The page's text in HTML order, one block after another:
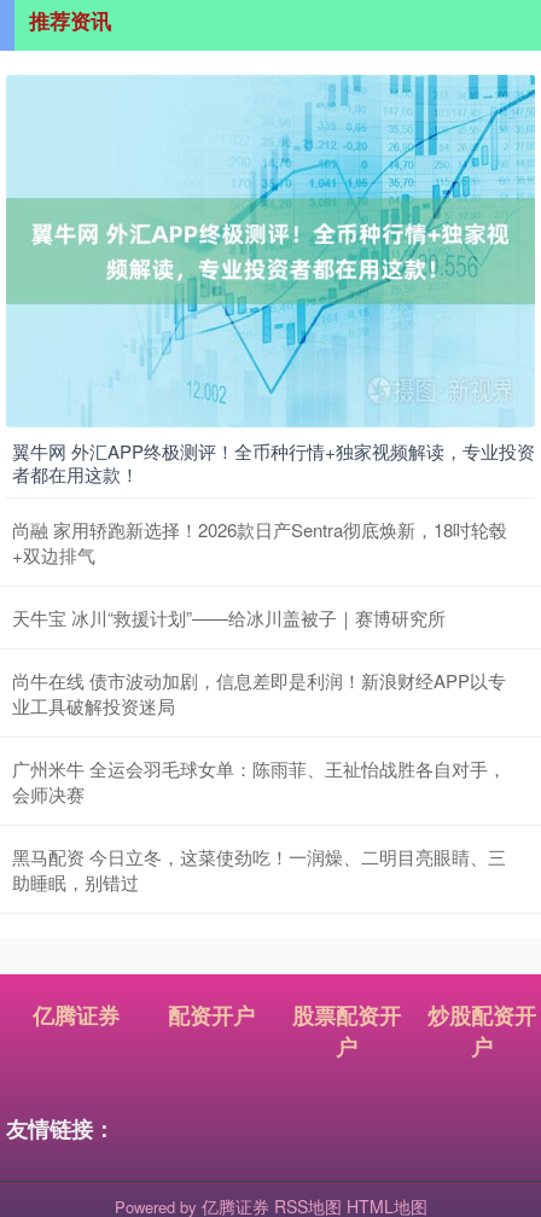
推荐资讯
翼牛网 外汇APP终极测评！全币种行情+独家视频解读，专业投资
者都在用这款！
尚融 家用轿跑新选择！2026款日产Sentra彻底焕新，18吋轮毂
+双边排气
天牛宝 冰川“救援计划”——给冰川盖被子｜赛博研究所
尚牛在线 债市波动加剧，信息差即是利润！新浪财经APP以专
业工具破解投资迷局
广州米牛 全运会羽毛球女单：陈雨菲、王祉怡战胜各自对手，
会师决赛
黑马配资 今日立冬，这菜使劲吃！一润燥、二明目亮眼睛、三
助睡眠，别错过
亿腾证券 配资开户
股票配资开
户
炒股配资开
户
友情链接：
Powered by 亿腾证券 RSS地图 HTML地图